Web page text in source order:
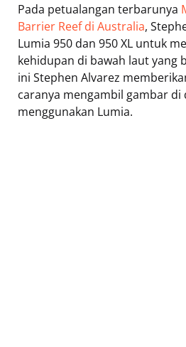
Pada petualangan terbarunya
Barrier Reef di Australia,
Lumia 950 dan 950 XL untuk
kehidupan di bawah laut yang
ini Stephen Alvarez
caranya mengambil gambar di
menggunakan Lumia.